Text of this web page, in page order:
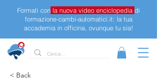
Formati con la nuova video enciclopedia di
formazione-cambi-automatici.it: la tua
accademia in officina, ovunque tu sia!
< Back